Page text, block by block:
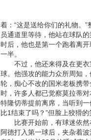
着：“这是送给你们的礼物。
员通道里等待，他站在球队
时后，他也是第一个跑着离
一半。
不过，他还来得及在更衣
球。他强攻的能力众所周知
轮，痴心不改的国米老板携
时，许多人都已觉察莫拉蒂
特隆切蒂提前离席，当听到
比1结束了吗？”但脸上狡猾的
比赛开始前，有球迷依然
阿德打入第一球后，夹杂着